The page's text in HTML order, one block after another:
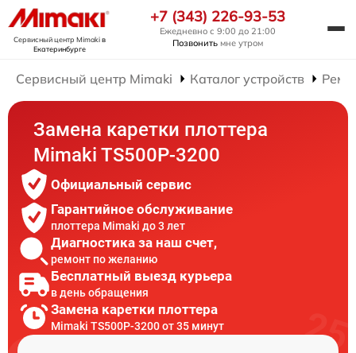
Сервисный центр Mimakiв
Екатеринбурге
+7 (343) 226-93-53
Ежедневно с 9:00 до 21:00
Позвонить мне утром
Сервисный центр Mimaki Каталог устройств
Замена каретки плоттера
Mimaki TS500P-3200
Официальный сервис
Гарантийное обслуживание
плоттера Mimaki до 3 лет
Диагностика за наш счет,
ремонт по желанию
Бесплатный выезд курьера
в день обращения
Замена каретки плоттера
Mimaki TS500P-3200 от 35 минут